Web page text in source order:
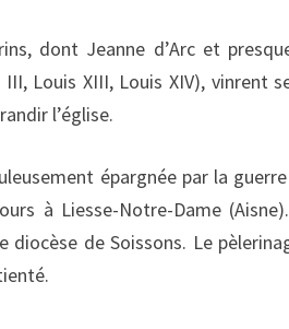
dont Jeanne d’Arc et
III, Louis XIII, Louis XIV), vinrent
l’église.
épargnée par la
à Liesse-Notre-Dame
de Soissons. Le